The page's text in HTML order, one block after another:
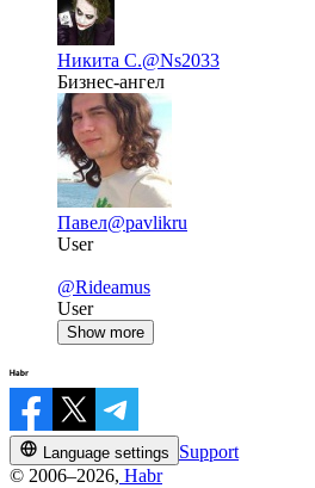
Никита С.@Ns2033
Бизнес-ангел
Павел@pavlikru
User
@Rideamus
User
Show more
Language settings
Support
© 2006–2026, Habr